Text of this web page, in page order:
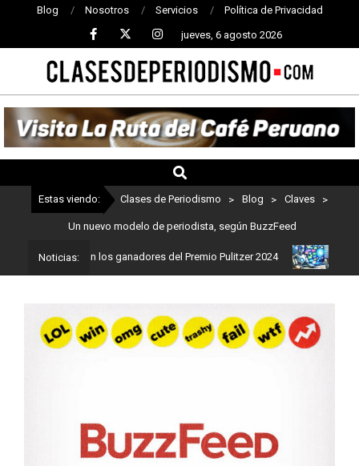
Blog Nosotros Servicios Política de Privacidad
jueves, 6 agosto 2026
CLASES
DE
PERIODISMO
Estas viendo: Clases de Periodismo > Blog > Claves >
Un nuevo modelo de periodista, según BuzzFeed
Noticias:
Estos son los ganadores del Premio Pulitzer 2024 Usuarios